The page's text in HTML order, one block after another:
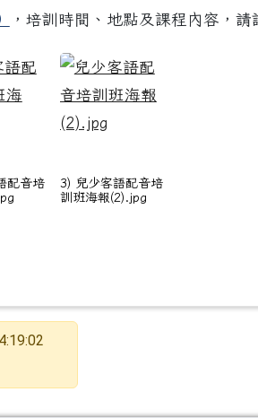
，培訓時間、地點及課程內容，請
配音培
3) 兒少客語配音培
訓班海報(2).jpg